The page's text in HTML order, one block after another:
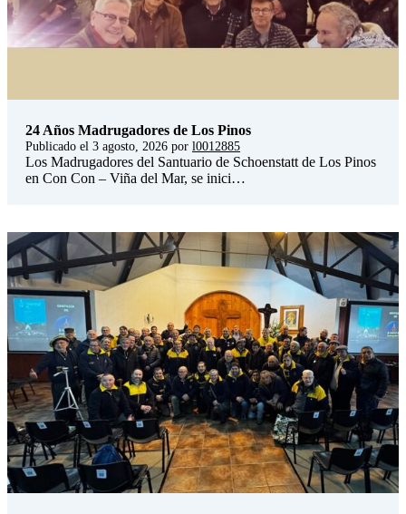
24 Años Madrugadores de Los Pinos
Publicado el 3 agosto, 2026 por l0012885
Los Madrugadores del Santuario de Schoenstatt de Los Pinos
en Con Con – Viña del Mar, se inici…